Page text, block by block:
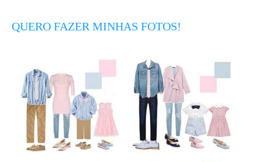
QUERO FAZER MINHAS FOTOS!